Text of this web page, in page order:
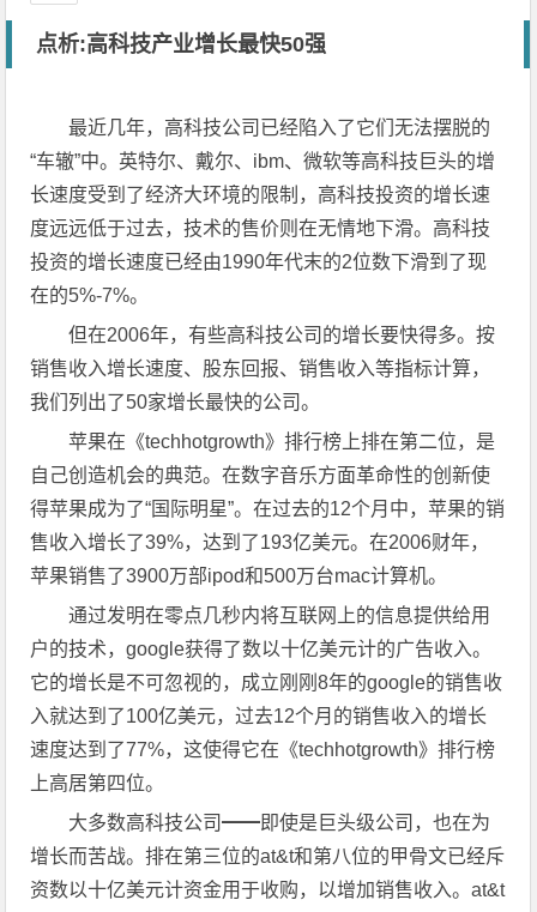
点析:高科技产业增长最快50强
最近几年，高科技公司已经陷入了它们无法摆脱的
“车辙”中。英特尔、戴尔、ibm、微软等高科技巨头的增
长速度受到了经济大环境的限制，高科技投资的增长速
度远远低于过去，技术的售价则在无情地下滑。高科技
投资的增长速度已经由1990年代末的2位数下滑到了现
在的5%-7%。
但在2006年，有些高科技公司的增长要快得多。按
销售收入增长速度、股东回报、销售收入等指标计算，
我们列出了50家增长最快的公司。
苹果在《techhotgrowth》排行榜上排在第二位，是
自己创造机会的典范。在数字音乐方面革命性的创新使
得苹果成为了“国际明星”。在过去的12个月中，苹果的销
售收入增长了39%，达到了193亿美元。在2006财年，
苹果销售了3900万部ipod和500万台mac计算机。
通过发明在零点几秒内将互联网上的信息提供给用
户的技术，google获得了数以十亿美元计的广告收入。
它的增长是不可忽视的，成立刚刚8年的google的销售收
入就达到了100亿美元，过去12个月的销售收入的增长
速度达到了77%，这使得它在《techhotgrowth》排行榜
上高居第四位。
大多数高科技公司━━即使是巨头级公司，也在为
增长而苦战。排在第三位的at&t和第八位的甲骨文已经斥
资数以十亿美元计资金用于收购，以增加销售收入。at&t